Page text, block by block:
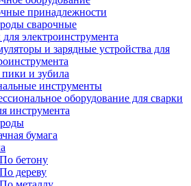
принадлежности
сварочные
электроинструмента
и зарядные устройства для
и зубила
инструменты
оборудование для сварки
инструмента
бумага
По бетону
По дереву